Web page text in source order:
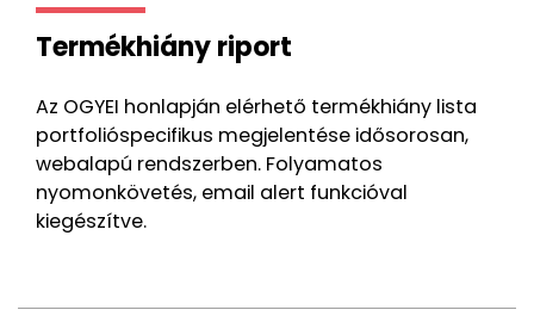
Termékhiány riport
Az OGYEI honlapján elérhető termékhiány lista
portfolióspecifikus megjelentése idősorosan,
webalapú rendszerben. Folyamatos
nyomonkövetés, email alert funkcióval
kiegészítve.